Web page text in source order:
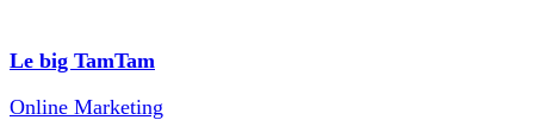
Le big TamTam
Online Marketing